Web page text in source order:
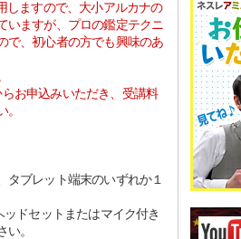
ますので、 大小アルカナの
ますが、 プロの鑑定テクニ
で、初心者の方でも興味のあ
お申込みいただき、受講料
タブレット端末のいずれか１
ドセットまたはマイク付き
。